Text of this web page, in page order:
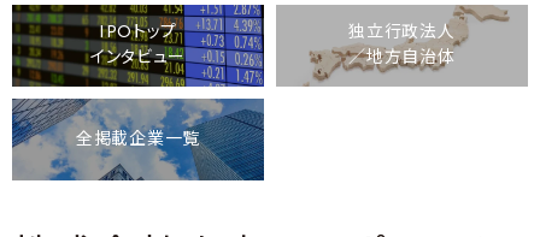
IPOトップ
インタビュー
独立行政法人
／地方自治体
全掲載企業一覧